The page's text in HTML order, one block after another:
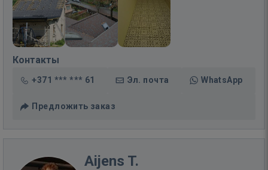
Контакты
+371 *** *** 61 Эл. почта WhatsApp
Предложить заказ
Aijens T.